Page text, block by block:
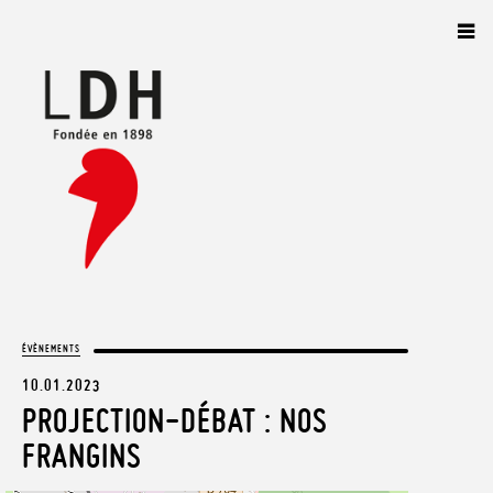
ÉVÈNEMENTS
10.01.2023
PROJECTION-DÉBAT : NOS
FRANGINS